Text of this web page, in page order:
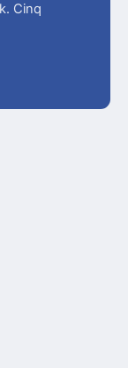
Cinq